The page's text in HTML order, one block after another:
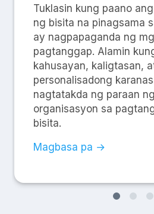
Tuklasin kung paano
ng bisita na pinagsama
ay nagpapaganda ng
pagtanggap. Alamin
kahusayan, kaligtasan,
personalisadong
nagtatakda ng paraan
organisasyon sa
bisita.
Magbasa pa →